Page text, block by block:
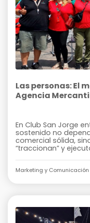
Las personas: El
Agencia
En Club San Jorge
sostenido no
comercial sólida,
“traccionan” y
Marketing y Comunicación